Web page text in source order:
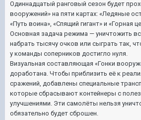
Одиннадцатый ранговый сезон будет
вооружений» на пяти картах: «Ледяные
«Путь воина», «Спящий гигант» и «Горная
Основная задача режима — уничтожить
набрать тысячу очков или сыграть так,
у команды соперников достигло нуля.
Визуальная составляющая «Гонки
доработана. Чтобы приблизить её к
сражений, добавлены специальные
которые сбрасывают контейнеры с
улучшениями. Эти самолёты нельзя
обязательно будет сброшен.